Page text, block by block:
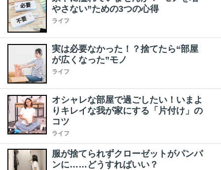
やさない”ための3つの心得
ライフ
実は必要なかった！？捨てたら“部屋
が広くなった”モノ
ライフ
オシャレな部屋で過ごしたい！いまよ
りキレイな我が家にする「片付け」の
コツ
ライフ
服が捨てられずクローゼットがパンパ
ンに……どうすればいい？